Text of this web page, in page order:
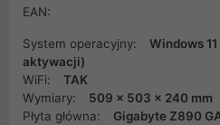
EAN:
System operacyjny:
Windows
aktywacji)
WiFi:
TAK
Wymiary:
509 x 503 x 240 mm
Płyta główna:
Gigabyte Z890